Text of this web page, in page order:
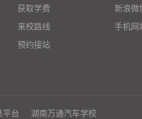
获取学费
来校路线
预约接站
新浪微
手机网
平台 湖南万通汽车学校